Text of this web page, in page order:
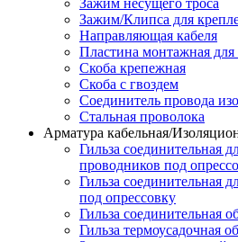
Зажим несущего троса
Зажим/Клипса для
Направляющая кабеля
Пластина монтажная для
Скоба крепежная
Скоба с гвоздем
Соединитель провода
Стальная проволока
Арматура кабельная/
Гильза соединительная
проводников под
Гильза соединительная
под опрессовку
Гильза соединительная
Гильза термоусадочная